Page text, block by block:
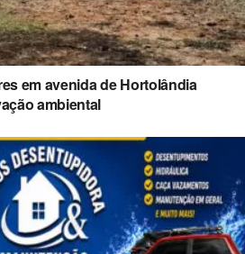
em avenida de Hortolândia
ambiental